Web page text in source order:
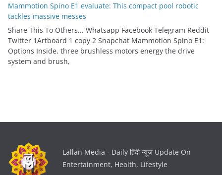
Mammotion Spino E1 evaluate: This compact pool robotic
tackles massive messes
Share This To Others... Whatsapp Facebook Telegram Reddit
Twitter 1Artboard 1 copy 2 Snapchat Mammotion Spino E1:
Options Inside, three brushless motors energy the drive
system and brush,
Lallan Media - Daily हिंदी न्यूज़ Update On
Entertainment, Health, Lifestyle